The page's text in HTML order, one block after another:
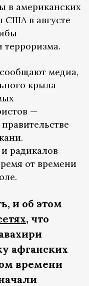
в американских
США в августе
терроризма.
медиа,
крыла
—
радикалов
от времени
и об этом
, что
афганских
времени